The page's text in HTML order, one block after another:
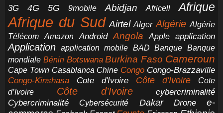
3G 4G 5G 9mobile Abidjan Africell Afrique
Afrique du Sud Airtel Alger Algérie Algérie
Télécom
Amazon Android Angola Apple application
Application application mobile BAD Banque Banque
mondiale Bénin Botswana Burkina Faso Cameroun
Cape Town Casablanca Chine Congo Congo-Brazzaville
Congo-Kinshasa Cote d'Ivoire Côte d'Ivoire
Cote
d’Ivoire
Côte d’Ivoire
cybercriminalité
Cybercriminalité
Cybersécurité Dakar Drone
e-